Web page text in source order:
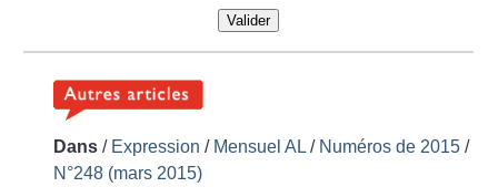
Valider
Dans / Expression / Mensuel AL / Numéros de 2015 /
N°248 (mars 2015)